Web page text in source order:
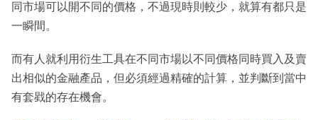
同市場可以開不同的價格，不過現時則較少，就算有都只是
一瞬間。
而有人就利用衍生工具在不同市場以不同價格同時買入及賣
出相似的金融產品，但必須經過精確的計算，並判斷到當中
有套戥的存在機會。